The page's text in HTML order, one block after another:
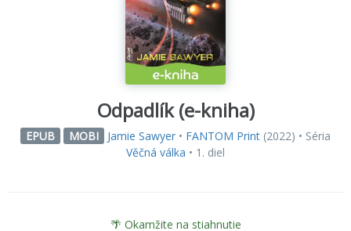
Odpadlík (e-kniha)
EPUB MOBI Jamie Sawyer • FANTOM Print (2022) • Séria
Věčná válka • 1. diel
🌴 Okamžite na stiahnutie